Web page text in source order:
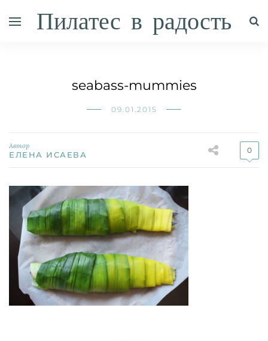
Пилатес в радость
seabass-mummies
09.01.2015
Автор
ЕЛЕНА ИСАЕВА 0